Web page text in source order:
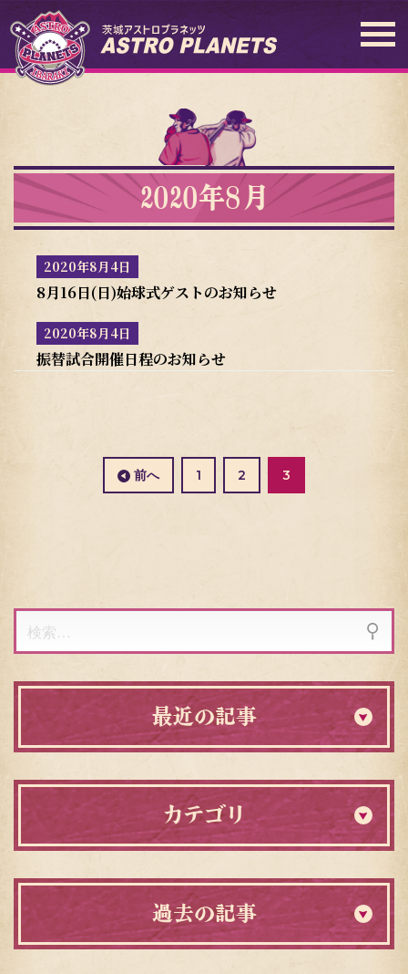
2020年8月
2020年8月4日
8月16日(日)始球式ゲストのお知らせ
2020年8月4日
振替試合開催日程のお知らせ
の
ペ
前へ
固
定
1
固
定
2 3
索:
最近の記事
カテゴリ
過去の記事